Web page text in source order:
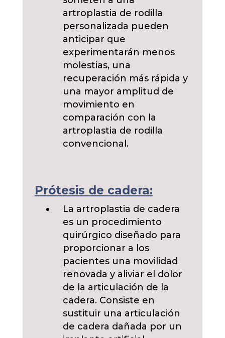
artroplastia de rodilla
personalizada pueden
anticipar que
experimentarán menos
molestias, una
recuperación más rápida y
una mayor amplitud de
movimiento en
comparación con la
artroplastia de rodilla
convencional.
Prótesis de cadera:
La artroplastia de cadera
es un procedimiento
quirúrgico diseñado para
proporcionar a los
pacientes una movilidad
renovada y aliviar el dolor
de la articulación de la
cadera. Consiste en
sustituir una articulación
de cadera dañada por un